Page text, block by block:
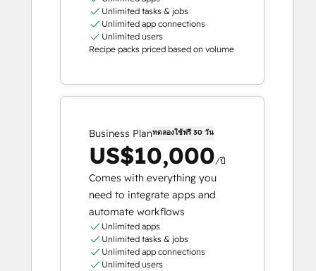
Unlimited tasks & jobs
Unlimited app connections
Unlimited users
Recipe packs priced based on volume
Business Planทดลองใช้ฟรี 30 วัน
US$10,000/ปี
Comes with everything you
need to integrate apps and
automate workflows
Unlimited apps
Unlimited tasks & jobs
Unlimited app connections
Unlimited users